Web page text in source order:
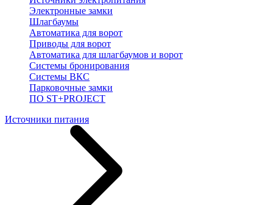
Электронные замки
Шлагбаумы
Автоматика для ворот
Приводы для ворот
Автоматика для шлагбаумов и ворот
Системы бронирования
Системы ВКС
Парковочные замки
ПО ST+PROJECT
Источники питания